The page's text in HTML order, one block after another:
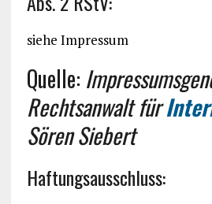
siehe Impressum
Quelle:
Rechtsanwalt für
Sören Siebert
Haftungsausschluss: